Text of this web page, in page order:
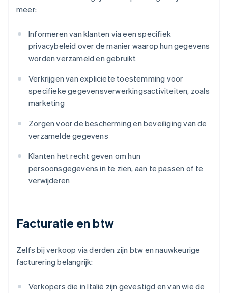
meer:
Informeren van klanten via een specifiek
privacybeleid over de manier waarop hun gegevens
worden verzameld en gebruikt
Verkrijgen van expliciete toestemming voor
specifieke gegevensverwerkingsactiviteiten, zoals
marketing
Zorgen voor de bescherming en beveiliging van de
verzamelde gegevens
Klanten het recht geven om hun
persoonsgegevens in te zien, aan te passen of te
verwijderen
Facturatie en btw
Zelfs bij verkoop via derden zijn btw en nauwkeurige
facturering belangrijk:
Verkopers die in Italië zijn gevestigd en van wie de